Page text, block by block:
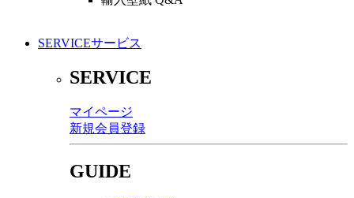
SERVICEサービス
SERVICE
マイページ
新規会員登録
GUIDE